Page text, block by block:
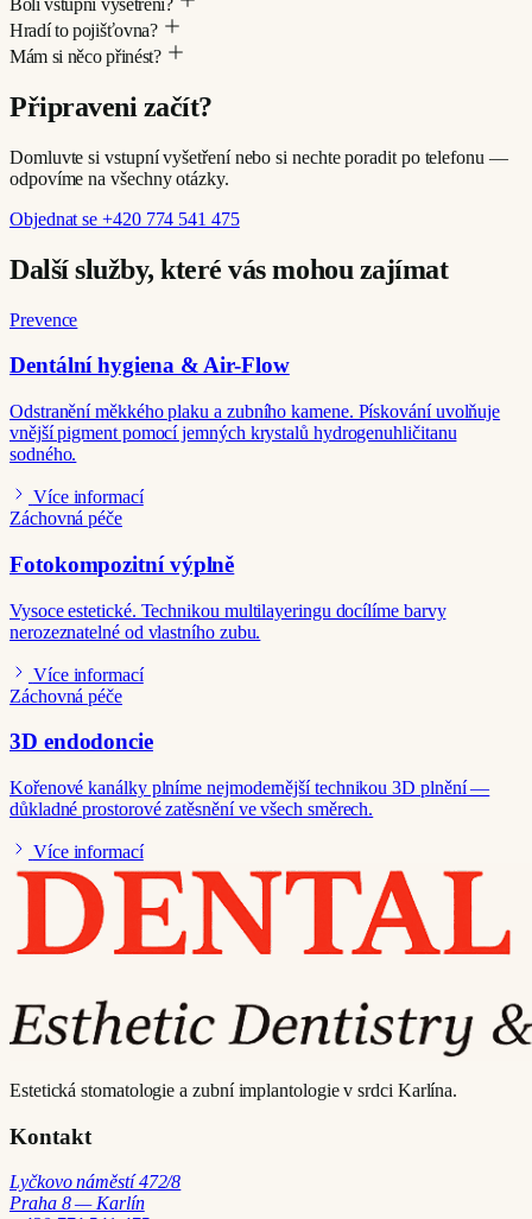
Bolí vstupní vyšetření?
Hradí to pojišťovna?
Mám si něco přinést?
Připraveni začít?
Domluvte si vstupní vyšetření nebo si nechte poradit po telefonu —
odpovíme na všechny otázky.
Objednat se+420 774 541 475
Další služby, které vás mohou zajímat
Prevence
Dentální hygiena & Air-Flow
Odstranění měkkého plaku a zubního kamene. Pískování uvolňuje
vnější pigment pomocí jemných krystalů hydrogenuhličitanu
sodného.
Více informací
Záchovná péče
Fotokompozitní výplně
Vysoce estetické. Technikou multilayeringu docílíme barvy
nerozeznatelné od vlastního zubu.
Více informací
Záchovná péče
3D endodoncie
Kořenové kanálky plníme nejmodernější technikou 3D plnění —
důkladné prostorové zatěsnění ve všech směrech.
Více informací
Estetická stomatologie a zubní implantologie v srdci Karlína.
Kontakt
Lyčkovo náměstí 472/8
Praha 8 — Karlín